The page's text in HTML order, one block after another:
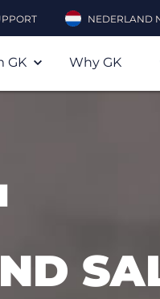
NEDERLAND
GK Why GK